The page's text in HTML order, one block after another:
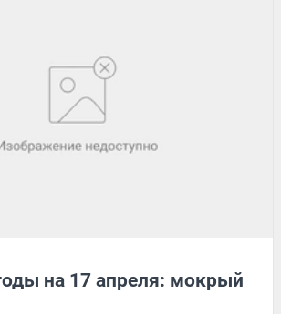
на 17 апреля: мокрый